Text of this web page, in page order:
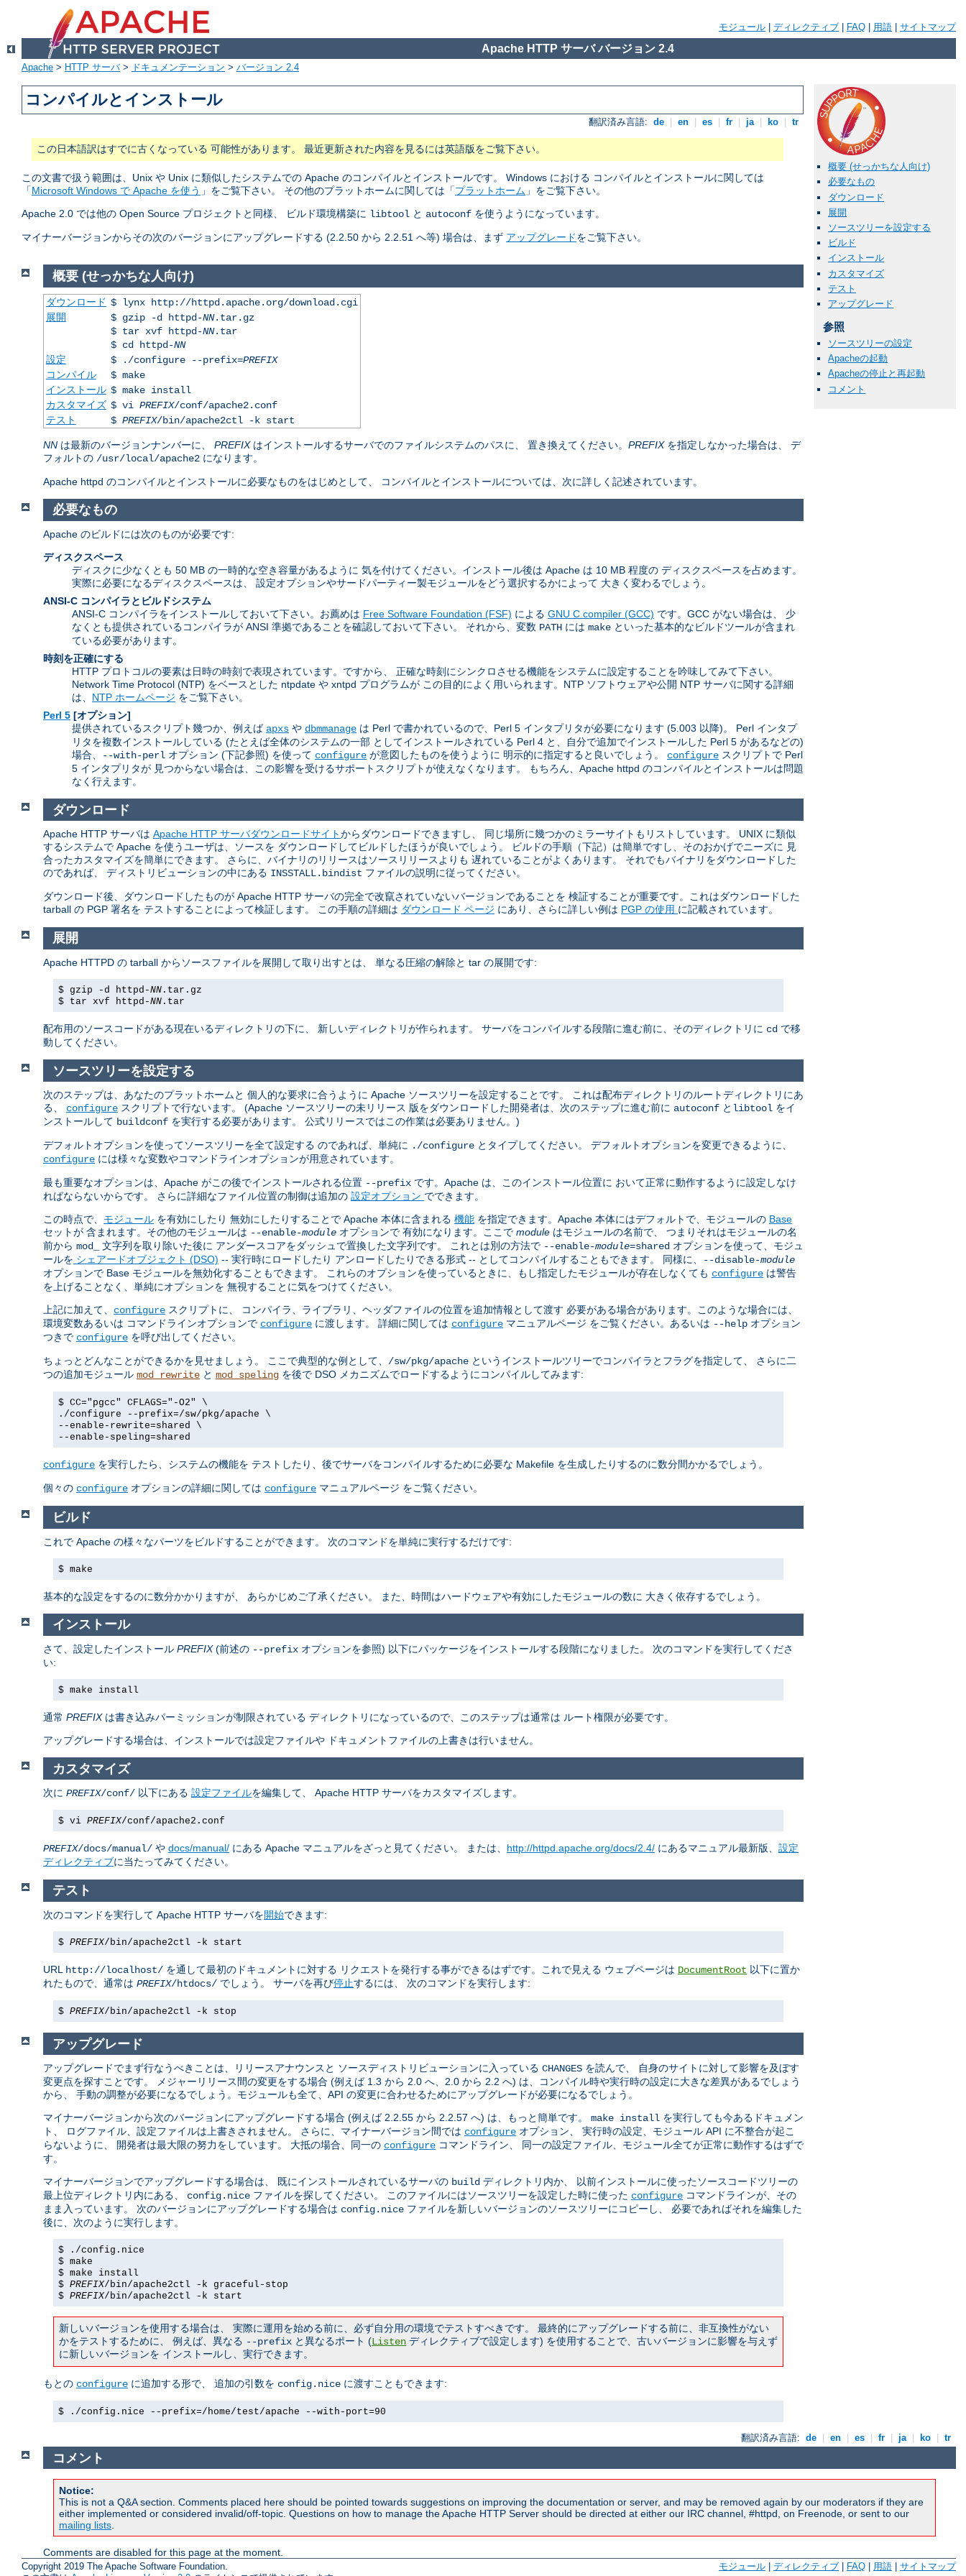
モジュール ディレクティブ FAQ 用語 サイトマップ
Apache HTTP サーバ バージョン 2.4
Apache > HTTP サーバ> ドキュメンテーション > バージョン 2.4
コンパイルとインストール
翻訳済み言語: de en es fr ja ko tr
この日本語訳はすでに古くなっている 可能性があります。 最近更新された内容を見るには英語版をご覧下さい。
この文書で扱う範囲は、Unix や Unix に類似したシステムでの Apache のコンパイルとインストールです。 Windows における コンパイルとインストールに関しては
「Microsoft Windows で Apache を使う 」をご覧下さい。 その他のプラットホームに関しては「プラットホーム 」をご覧下さい。
Apache 2.0 では他の Open Source プロジェクトと同様、 ビルド環境構築に libtool と autoconf を使うようになっています。
マイナーバージョンからその次のバージョンにアップグレードする (2.2.50 から 2.2.51 へ等) 場合は、まず アップグレードをご覧下さい。
概要 (せっかちな人向け)
必要なもの
ダウンロード
展開
ソースツリーを設定する
ビルド
インストール
カスタマイズ
テスト
アップグレード
参照
ソースツリーの設定
Apacheの起動
Apacheの停止と再起動
コメント
概要 (せっかちな人向け)
ダウンロード $ lynx http://httpd.apache.org/download.cgi
展開
$ gzip -d httpd-NN.tar.gz
$ tar xvf httpd-NN.tar
$ cd httpd-NN
設定
$ ./configure --prefix=PREFIX
コンパイル
$ make
インストール $ make install
カスタマイズ $ vi PREFIX/conf/apache2.conf
テスト
$ PREFIX/bin/apache2ctl -k start
NN は最新のバージョンナンバーに、 PREFIXはインストールするサーバでのファイルシステムのパスに、 置き換えてください。 PREFIXを指定しなかった場合は、 デ
フォルトの /usr/local/apache2 になります。
Apache httpd のコンパイルとインストールに必要なものをはじめとして、 コンパイルとインストールについては、次に詳しく記述されています。
必要なもの
Apache のビルドには次のものが必要です:
ディスクスペース
ディスクに少なくとも 50 MB の一時的な空き容量があるように 気を付けてください。インストール後は Apache は 10 MB 程度の ディスクスペースを占めます。
実際に必要になるディスクスペースは、 設定オプションやサードパーティー製モジュールをどう選択するかによって 大きく変わるでしょう。
ANSI-C コンパイラとビルドシステム
ANSI-C コンパイラをインストールしておいて下さい。お薦めは Free Software Foundation (FSF) による GNU C compiler (GCC) です。GCC がない場合は、 少
なくとも提供されているコンパイラが ANSI 準拠であることを確認しておいて下さい。 それから、変数 PATH には make といった基本的なビルドツールが含まれ
ている必要があります。
時刻を正確にする
HTTP プロトコルの要素は日時の時刻で表現されています。ですから、 正確な時刻にシンクロさせる機能をシステムに設定することを吟味してみて下さい。
Network Time Protocol (NTP) をベースとした ntpdate や xntpd プログラムが この目的によく用いられます。NTP ソフトウェアや公開 NTP サーバに関する詳細
は、 NTP ホームページ をご覧下さい。
Perl 5 [オプション]
提供されているスクリプト幾つか、例えば apxs や dbmmanage は Perl で書かれているので、Perl 5 インタプリタが必要になります (5.003 以降)。 Perl インタプ
リタを複数インストールしている (たとえば全体のシステムの一部 としてインストールされている Perl 4 と、自分で追加でインストールした Perl 5 があるなどの)
場合、
--with-perl オプション (下記参照) を使って configure が意図したものを使うように 明示的に指定すると良いでしょう。 configure スクリプトで Perl
5 インタプリタが 見つからない場合は、この影響を受けるサポートスクリプトが使えなくなります。 もちろん、Apache httpd のコンパイルとインストールは問題
なく行えます。
ダウンロード
Apache HTTP サーバは Apache HTTP サーバダウンロードサイトからダウンロードできますし、 同じ場所に幾つかのミラーサイトもリストしています。 UNIX に類似
するシステムで Apache を使うユーザは、ソースを ダウンロードしてビルドしたほうが良いでしょう。 ビルドの手順（下記）は簡単ですし、そのおかげでニーズに 見
合ったカスタマイズを簡単にできます。 さらに、バイナリのリリースはソースリリースよりも 遅れていることがよくあります。 それでもバイナリをダウンロードした
のであれば、 ディストリビューションの中にある INSSTALL.bindist ファイルの説明に従ってください。
ダウンロード後、ダウンロードしたものが Apache HTTP サーバの完全で改竄されていないバージョンであることを 検証することが重要です。これはダウンロードした
tarball の PGP 署名を テストすることによって検証します。 この手順の詳細は ダウンロード ページ にあり、さらに詳しい例は PGP の使用 に記載されています。
展開
Apache HTTPD の tarball からソースファイルを展開して取り出すとは、 単なる圧縮の解除と tar の展開です:
$ gzip -d httpd-NN .tar.gz
$ tar xvf httpd-NN .tar
配布用のソースコードがある現在いるディレクトリの下に、 新しいディレクトリが作られます。 サーバをコンパイルする段階に進む前に、そのディレクトリに cd で移
動してください。
ソースツリーを設定する
次のステップは、あなたのプラットホームと 個人的な要求に合うように Apache ソースツリーを設定することです。 これは配布ディレクトリのルートディレクトリにあ
る、 configure スクリプトで行ないます。 (Apache ソースツリーの未リリース 版をダウンロードした開発者は、次のステップに進む前に autoconf と libtool をイ
ンストールして buildconf を実行する必要があります。 公式リリースではこの作業は必要ありません。)
デフォルトオプションを使ってソースツリーを全て設定する のであれば、単純に ./configure とタイプしてください。 デフォルトオプションを変更できるように、
configure には様々な変数やコマンドラインオプションが用意されています。
最も重要なオプションは、Apache がこの後でインストールされる位置 --prefix です。Apache は、このインストール位置に おいて正常に動作するように設定しなけ
ればならないからです。 さらに詳細なファイル位置の制御は追加の 設定オプション でできます。
この時点で、 モジュール を有効にしたり 無効にしたりすることで Apache 本体に含まれる 機能 を指定できます。Apache 本体にはデフォルトで、モジュールの Base
セットが 含まれます。その他のモジュールは --enable-module オプションで 有効になります。ここで module はモジュールの名前で、 つまりそれはモジュールの名
前から mod_ 文字列を取り除いた後に アンダースコアをダッシュで置換した文字列です。 これとは別の方法で --enable-module=shared オプションを使って、モジュ
ールを シェアードオブジェクト (DSO) -- 実行時にロードしたり アンロードしたりできる形式 -- としてコンパイルすることもできます。 同様に、 --disable-module
オプションで Base モジュールを無効化することもできます。 これらのオプションを使っているときに、もし指定したモジュールが存在しなくても configure は警告
を上げることなく、単純にオプションを 無視することに気をつけてください。
上記に加えて、 configure スクリプトに、 コンパイラ、ライブラリ、ヘッダファイルの位置を追加情報として渡す 必要がある場合があります。このような場合には、
環境変数あるいは コマンドラインオプションで configure に渡します。 詳細に関しては configure マニュアルページ をご覧ください。あるいは --help オプション
つきで configure を呼び出してください。
ちょっとどんなことができるかを見せましょう。 ここで典型的な例として、 /sw/pkg/apache というインストールツリーでコンパイラとフラグを指定して、 さらに二
つの追加モジュール mod_rewrite と mod_speling を後で DSO メカニズムでロードするようにコンパイルしてみます:
$ CC="pgcc" CFLAGS="-O2" \
./configure --prefix=/sw/pkg/apache \
--enable-rewrite=shared \
--enable-speling=shared
configure を実行したら、システムの機能を テストしたり、後でサーバをコンパイルするために必要な Makefile を生成したりするのに数分間かかるでしょう。
個々の configure オプションの詳細に関しては configure マニュアルページ をご覧ください。
ビルド
これで Apache の様々なパーツをビルドすることができます。 次のコマンドを単純に実行するだけです:
$ make
基本的な設定をするのに数分かかりますが、 あらかじめご了承ください。 また、時間はハードウェアや有効にしたモジュールの数に 大きく依存するでしょう。
インストール
さて、設定したインストール PREFIX(前述の --prefix オプションを参照) 以下にパッケージをインストールする段階になりました。 次のコマンドを実行してくださ
い:
$ make install
通常 PREFIXは書き込みパーミッションが制限されている ディレクトリになっているので、このステップは通常は ルート権限が必要です。
アップグレードする場合は、インストールでは設定ファイルや ドキュメントファイルの上書きは行いません。
カスタマイズ
次に PREFIX/conf/ 以下にある 設定ファイルを編集して、 Apache HTTP サーバをカスタマイズします。
$ vi PREFIX/conf/apache2.conf
PREFIX/docs/manual/ や docs/manual/ にある Apache マニュアルをざっと見てください。 または、 http://httpd.apache.org/docs/2.4/ にあるマニュアル最新版、 設定
ディレクティブに当たってみてください。
テスト
次のコマンドを実行して Apache HTTP サーバを開始できます:
$ PREFIX/bin/apache2ctl -k start
URL http://localhost/ を通して最初のドキュメントに対する リクエストを発行する事ができるはずです。これで見える ウェブページは DocumentRoot 以下に置か
れたもので、通常は PREFIX/htdocs/ でしょう。 サーバを再び停止するには、 次のコマンドを実行します:
$ PREFIX/bin/apache2ctl -k stop
アップグレード
アップグレードでまず行なうべきことは、リリースアナウンスと ソースディストリビューションに入っている CHANGES を読んで、 自身のサイトに対して影響を及ぼす
変更点を探すことです。 メジャーリリース間の変更をする場合 (例えば 1.3 から 2.0 へ、2.0 から 2.2 へ) は、コンパイル時や実行時の設定に大きな差異があるでしょう
から、 手動の調整が必要になるでしょう。モジュールも全て、API の変更に合わせるためにアップグレードが必要になるでしょう。
マイナーバージョンから次のバージョンにアップグレードする場合 (例えば 2.2.55 から 2.2.57 へ) は、もっと簡単です。 make install を実行しても今あるドキュメン
ト、 ログファイル、設定ファイルは上書きされません。 さらに、マイナーバージョン間では configure オプション、 実行時の設定、モジュール API に不整合が起こ
らないように、 開発者は最大限の努力をしています。 大抵の場合、同一の configure コマンドライン、 同一の設定ファイル、モジュール全てが正常に動作するはずで
す。
マイナーバージョンでアップグレードする場合は、 既にインストールされているサーバの build ディレクトリ内か、 以前インストールに使ったソースコードツリーの
最上位ディレクトリ内にある、 config.nice ファイルを探してください。 このファイルにはソースツリーを設定した時に使った configure コマンドラインが、その
まま入っています。 次のバージョンにアップグレードする場合は config.nice ファイルを新しいバージョンのソースツリーにコピーし、 必要であればそれを編集した
後に、次のように実行します。
$ ./config.nice
$ make
$ make install
$ PREFIX/bin/apache2ctl -k graceful-stop
$ PREFIX/bin/apache2ctl -k start
新しいバージョンを使用する場合は、 実際に運用を始める前に、必ず自分用の環境でテストすべきです。 最終的にアップグレードする前に、非互換性がない
かをテストするために、 例えば、異なる --prefix と異なるポート (Listen ディレクティブで設定します) を使用することで、古いバージョンに影響を与えず
に新しいバージョンを インストールし、実行できます。
もとの configure に追加する形で、 追加の引数を config.nice に渡すこともできます:
$ ./config.nice --prefix=/home/test/apache --with-port=90
翻訳済み言語: de en es fr ja ko tr
コメント
Notice:
This is not a Q&A section. Comments placed here should be pointed towards suggestions on improving the documentation or server, and may be removed again by our moderators if they are
either implemented or considered invalid/off-topic. Questions on how to manage the Apache HTTP Server should be directed at either our IRC channel, #httpd, on Freenode, or sent to our
mailing lists.
Comments are disabled for this page at the moment.
Copyright 2019 The Apache Software Foundation.
モジュール ディレクティブ FAQ 用語 サイトマップ